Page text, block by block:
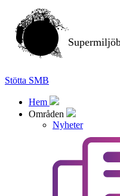
Stötta SMB
Hem
Områden
Nyheter